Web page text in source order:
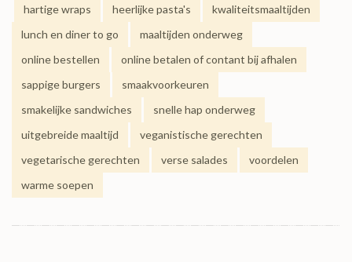
hartige wraps
heerlijke pasta's
kwaliteitsmaaltijden
lunch en diner to go
maaltijden onderweg
online bestellen
online betalen of contant bij afhalen
sappige burgers
smaakvoorkeuren
smakelijke sandwiches
snelle hap onderweg
uitgebreide maaltijd
veganistische gerechten
vegetarische gerechten
verse salades
voordelen
warme soepen